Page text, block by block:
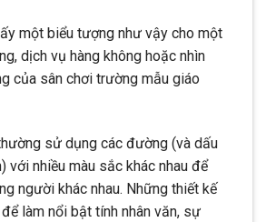
một biểu tượng như vậy cho một
dịch vụ hàng không hoặc nhìn
của sân chơi trường mẫu giáo
sử dụng các đường (và dấu
với nhiều màu sắc khác nhau để
người khác nhau. Những thiết kế
làm nổi bật tính nhân văn, sự